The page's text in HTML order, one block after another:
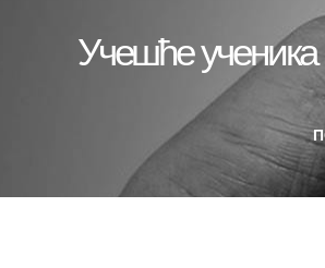
Учешће ученика